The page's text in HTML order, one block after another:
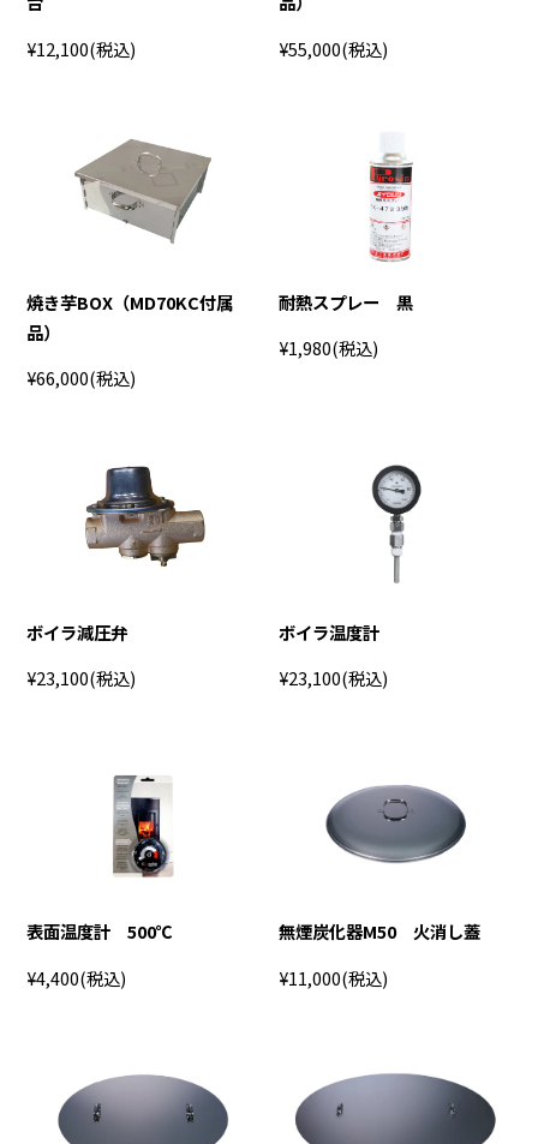
¥12,100(税込)
¥55,000(税込)
焼き芋BOX（MD70KC付属
品）
¥66,000(税込)
耐熱スプレー 黒
¥1,980(税込)
ボイラ減圧弁
¥23,100(税込)
ボイラ温度計
¥23,100(税込)
表面温度計 500℃
¥4,400(税込)
無煙炭化器M50 火消し蓋
¥11,000(税込)